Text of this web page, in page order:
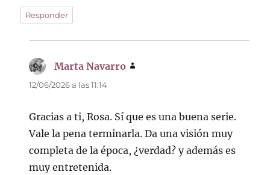
Responder
Marta Navarro
12/06/2026 a las 11:14
Gracias a ti, Rosa. Sí que es una buena serie.
Vale la pena terminarla. Da una visión muy
completa de la época, ¿verdad? y además es
muy entretenida.